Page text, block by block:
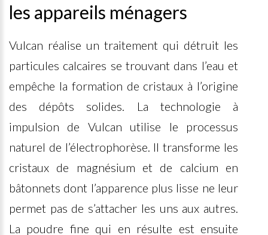
les appareils ménagers
Vulcan réalise un traitement qui détruit les
particules calcaires se trouvant dans l’eau et
empêche la formation de cristaux à l’origine
des dépôts solides. La technologie à
impulsion de Vulcan utilise le processus
naturel de l’électrophorèse. Il transforme les
cristaux de magnésium et de calcium en
bâtonnets dont l’apparence plus lisse ne leur
permet pas de s’attacher les uns aux autres.
La poudre fine qui en résulte est ensuite